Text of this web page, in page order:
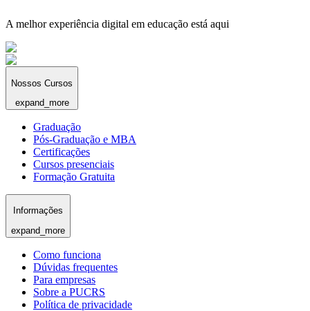
A melhor experiência digital em educação está aqui
Nossos Cursos
expand_more
Graduação
Pós-Graduação e MBA
Certificações
Cursos presenciais
Formação Gratuita
Informações
expand_more
Como funciona
Dúvidas frequentes
Para empresas
Sobre a PUCRS
Política de privacidade